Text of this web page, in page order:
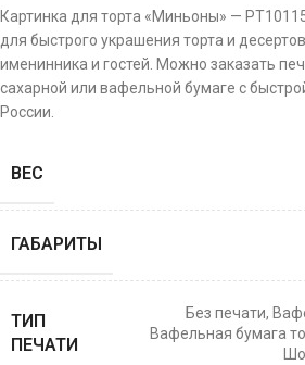
Картинка для торта «Миньоны» —
для быстрого украшения торта и
именинника и гостей. Можно заказать
сахарной или вафельной бумаге с
России.
ВЕС
ГАБАРИТЫ
ТИП
ПЕЧАТИ
Без печати,
Вафельная бумага